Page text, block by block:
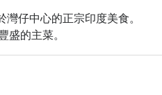
灣仔中心的正宗印度美食。
盛的主菜。